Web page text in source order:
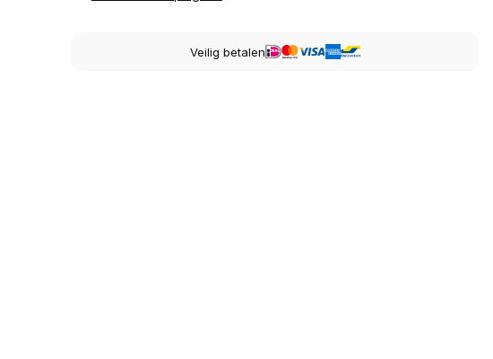
Veilig betalen